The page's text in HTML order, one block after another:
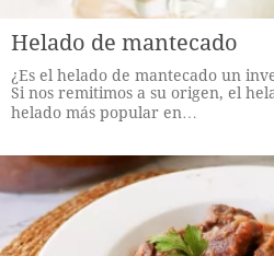
Helado de mantecado
¿Es el helado de mantecado un
Si nos remitimos a su origen, el
helado más popular en…